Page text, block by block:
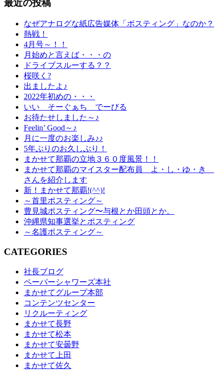
最近の投稿
なぜアナログな紙広告媒体「ポスティング」なのか？
熱戦！
4月号～！！
月始めと言えば・・・の
ドライブスルーする？？
桜咲く?
出ましたよ♪
2022年初めの・・・
いい そーぐぁち でーびる
お待たせしました～♪
Feelin’ Good～♪
月に一度のお楽しみ♪♪
5年ぶりのお久しぶり！
まかせて那覇の立地３６０度風景！！
まかせて那覇のマイスター配布員 よ・し・ゆ・き
さんを紹介します
新！まかせて那覇!(^^)!
～首里ポスティング～
豊見城ポスティング〜与根とか田頭とか。
沖縄県知事選挙とポスティング
～名護ポスティング～
CATEGORIES
社長ブログ
ペーパーシャワーズ本社
まかせてグループ本部
コンテンツセンター
リクルーティング
まかせて長野
まかせて松本
まかせて安曇野
まかせて上田
まかせて佐久